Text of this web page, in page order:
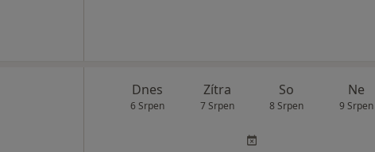
Dnes
6 Srpen
Zítra
7 Srpen
So
8 Srpen
Ne
9 Srpen